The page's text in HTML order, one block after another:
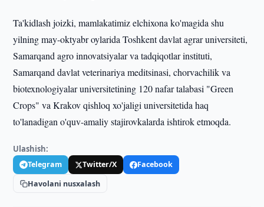
Ta'kidlash joizki, mamlakatimiz elchixona ko'magida shu
yilning may-oktyabr oylarida Toshkent davlat agrar universiteti,
Samarqand agro innovatsiyalar va tadqiqotlar instituti,
Samarqand davlat veterinariya meditsinasi, chorvachilik va
biotexnologiyalar universitetining 120 nafar talabasi "Green
Crops" va Krakov qishloq xo'jaligi universitetida haq
to'lanadigan o'quv-amaliy stajirovkalarda ishtirok etmoqda.
Ulashish:
Telegram Twitter/X
Facebook
Havolani nusxalash